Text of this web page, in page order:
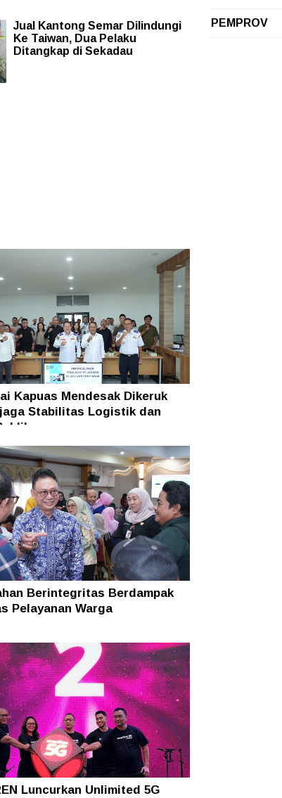
Jual Kantong Semar Dilindungi
Ke Taiwan, Dua Pelaku
Ditangkap di Sekadau
Kapuas Mendesak Dikeruk
Stabilitas Logistik dan
Berintegritas Berdampak
Pelayanan Warga
Luncurkan Unlimited 5G
PEMPROV